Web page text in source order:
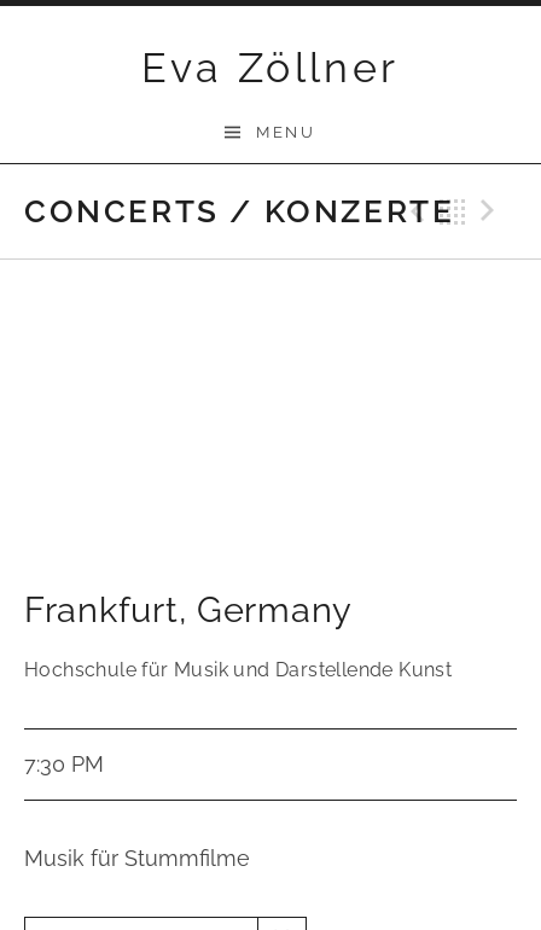
Eva Zöllner
MENU
CONCERTS / KONZERTE
Frankfurt, Germany
Hochschule für Musik und Darstellende Kunst
7:30 PM
Musik für Stummfilme